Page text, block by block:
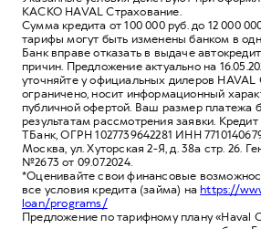
КАСКО HAVAL Страхование.
Сумма кредита от 100 000 руб. до 12 000
тарифы могут быть изменены банком в
Банк вправе отказать в выдаче
причин. Предложение актуально на
уточняйте у официальных дилеров
ограничено, носит информационный
публичной офертой. Ваш размер платежа
результатам рассмотрения заявки.
ТБанк, ОГРН 1027739642281 ИНН
Москва, ул. Хуторская 2-Я, д. 38а стр. 26.
№2673 от 09.07.2024.
*Оценивайте свои финансовые
все условия кредита (займа) наhttps://
loan/programs/
Предложение по тарифному плану